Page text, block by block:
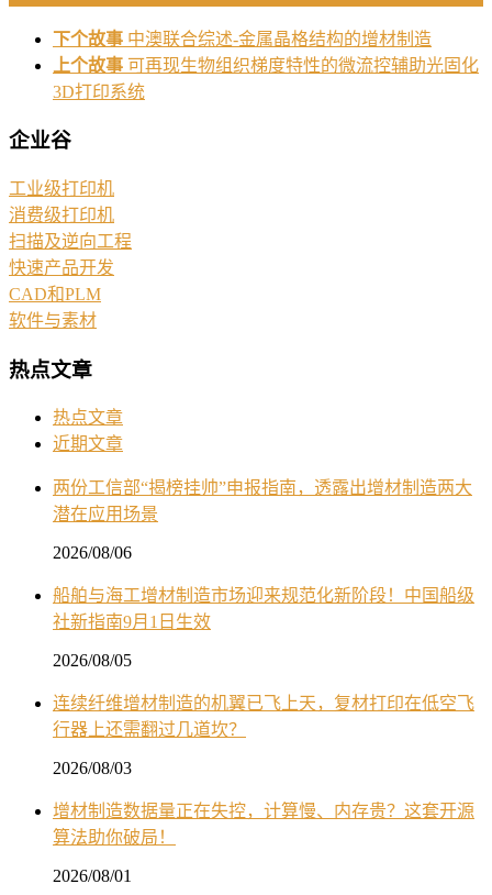
下个故事 中澳联合综述-金属晶格结构的增材制造
上个故事 可再现生物组织梯度特性的微流控辅助光固化
3D打印系统
企业谷
工业级打印机
消费级打印机
扫描及逆向工程
快速产品开发
CAD和PLM
软件与素材
热点文章
热点文章
近期文章
两份工信部“揭榜挂帅”申报指南，透露出增材制造两大
潜在应用场景
2026/08/06
船舶与海工增材制造市场迎来规范化新阶段！中国船级
社新指南9月1日生效
2026/08/05
连续纤维增材制造的机翼已飞上天，复材打印在低空飞
行器上还需翻过几道坎？
2026/08/03
增材制造数据量正在失控，计算慢、内存贵？这套开源
算法助你破局！
2026/08/01